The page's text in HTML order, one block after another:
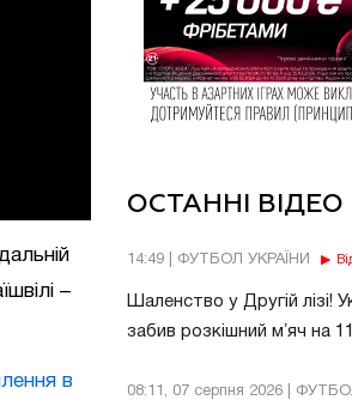
ОСТАННІ ВІДЕО
14:49 | ФУТБОЛ УКРАЇНИ
Шаленство у Другій лізі!
забив розкішний мʼяч на
08:11, 07 серпня 2026 |
–
в